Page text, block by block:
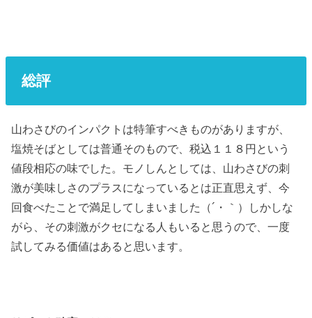
総評
山わさびのインパクトは特筆すべきものがありますが、
塩焼そばとしては普通そのもので、税込１１８円という
値段相応の味でした。モノしんとしては、山わさびの刺
激が美味しさのプラスになっているとは正直思えず、今
回食べたことで満足してしまいました（´・｀）しかしな
がら、その刺激がクセになる人もいると思うので、一度
試してみる価値はあると思います。